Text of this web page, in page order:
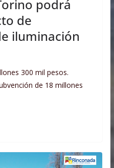
podrá
de
iluminación
300 mil pesos.
de 18 millones